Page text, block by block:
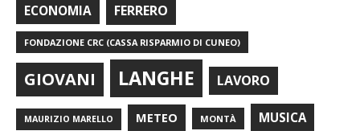
ECONOMIA FERRERO
FONDAZIONE CRC (CASSA RISPARMIO DI CUNEO)
GIOVANI LANGHE LAVORO
MAURIZIO MARELLO METEO MONTÀ MUSICA